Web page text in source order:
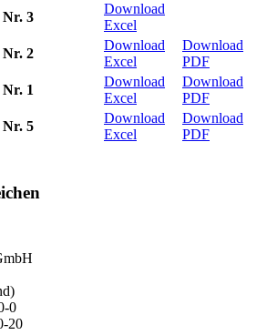
Nr. 3
Download
Excel
Nr. 2
Download
Excel
Download
PDF
1
Download
Excel
Download
PDF
Nr. 5
Download
Excel
Download
PDF
0
20